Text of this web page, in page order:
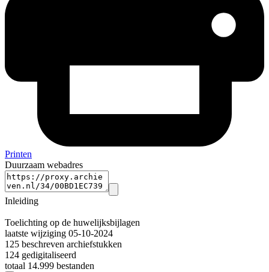
Printen
Duurzaam webadres
Inleiding
Toelichting op de huwelijksbijlagen
laatste wijziging 05-10-2024
125 beschreven archiefstukken
124 gedigitaliseerd
totaal 14.999 bestanden